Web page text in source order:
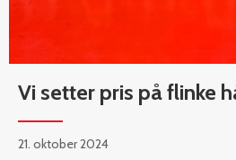
Vi setter pris på flinke
21. oktober 2024